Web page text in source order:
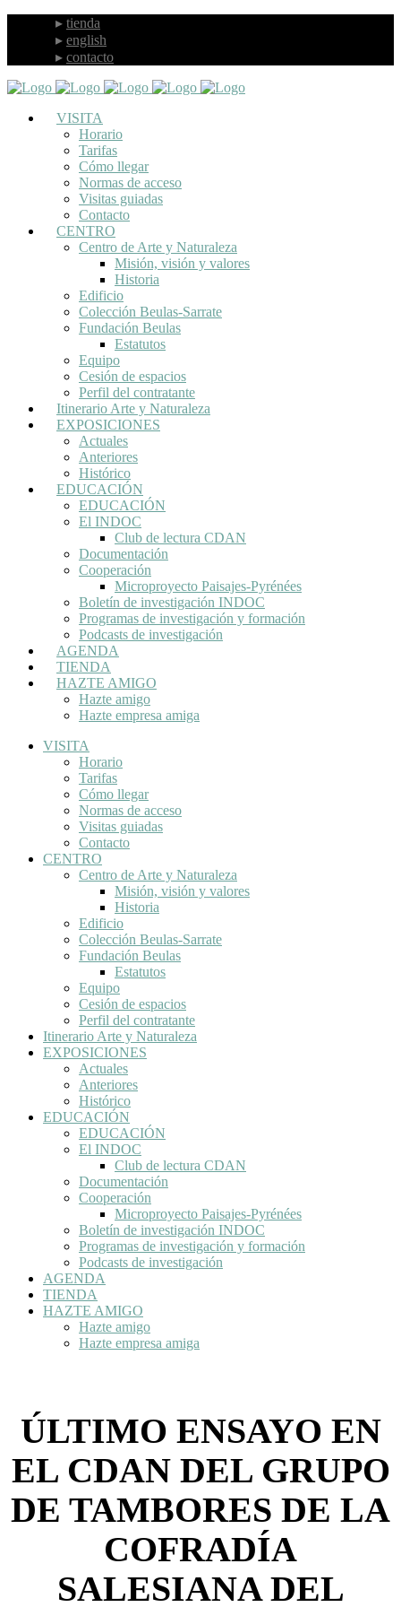
tienda
english
contacto
VISITA
Horario
Tarifas
Cómo llegar
Normas de acceso
Visitas guiadas
Contacto
CENTRO
Centro de Arte y Naturaleza
Misión, visión y valores
Historia
Edificio
Colección Beulas-Sarrate
Fundación Beulas
Estatutos
Equipo
Cesión de espacios
Perfil del contratante
Itinerario Arte y Naturaleza
EXPOSICIONES
Actuales
Anteriores
Histórico
EDUCACIÓN
EDUCACIÓN
El INDOC
Club de lectura CDAN
Documentación
Cooperación
Microproyecto Paisajes-Pyrénées
Boletín de investigación INDOC
Programas de investigación y formación
Podcasts de investigación
AGENDA
TIENDA
HAZTE AMIGO
Hazte amigo
Hazte empresa amiga
VISITA
Horario
Tarifas
Cómo llegar
Normas de acceso
Visitas guiadas
Contacto
CENTRO
Centro de Arte y Naturaleza
Misión, visión y valores
Historia
Edificio
Colección Beulas-Sarrate
Fundación Beulas
Estatutos
Equipo
Cesión de espacios
Perfil del contratante
Itinerario Arte y Naturaleza
EXPOSICIONES
Actuales
Anteriores
Histórico
EDUCACIÓN
EDUCACIÓN
El INDOC
Club de lectura CDAN
Documentación
Cooperación
Microproyecto Paisajes-Pyrénées
Boletín de investigación INDOC
Programas de investigación y formación
Podcasts de investigación
AGENDA
TIENDA
HAZTE AMIGO
Hazte amigo
Hazte empresa amiga
ÚLTIMO ENSAYO EN
EL CDAN DEL GRUPO
DE TAMBORES DE LA
COFRADÍA
SALESIANA DEL